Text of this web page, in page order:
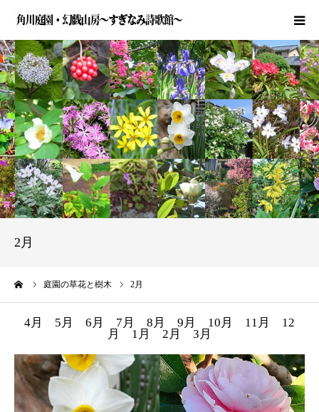
2月
庭園の草花と樹木 2月
4月 5月 6月 7月 8月 9月 10月 11月
12
月
1月 2月 3月
HOME
近況とお知らせ
庭園の草花と樹木
詩歌の活動
お問い合わせ